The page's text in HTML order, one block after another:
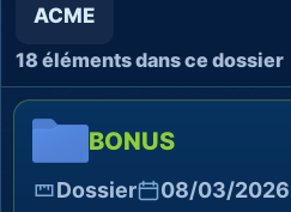
ACME
18 éléments dans ce dossier
BONUS
Dossier 08/03/2026